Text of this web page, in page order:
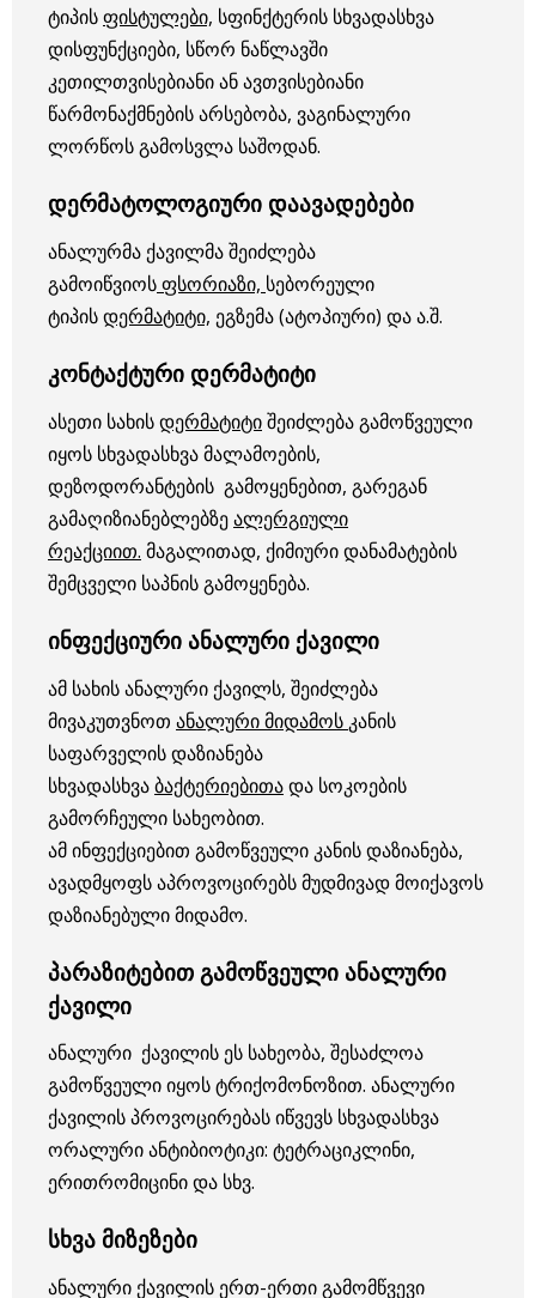
ტიპისფისტულები, სფინქტერის სხვადასხვა
დისფუნქციები, სწორ ნაწლავში
კეთილთვისებიანი ან ავთვისებიანი
წარმონაქმნების არსებობა, ვაგინალური
ლორწოს გამოსვლა საშოდან.
დერმატოლოგიური დაავადებები
ანალურმა ქავილმა შეიძლება
გამოიწვიოსფსორიაზი, სებორეული
ტიპისდერმატიტი, ეგზემა (ატოპიური) და ა.შ.
კონტაქტური დერმატიტი
ასეთი სახისდერმატიტიშეიძლება გამოწვეული
იყოს სხვადასხვა მალამოების,
დეზოდორანტების გამოყენებით, გარეგან
გამაღიზიანებლებზეალერგიული
რეაქციით. მაგალითად, ქიმიური დანამატების
შემცველი საპნის გამოყენება.
ინფექციური ანალური ქავილი
ამ სახის ანალური ქავილს, შეიძლება
მივაკუთვნოთ ანალური მიდამოს კანის
საფარველის დაზიანება
სხვადასხვაბაქტერიებითადა სოკოების
გამორჩეული სახეობით.
ამ ინფექციებით გამოწვეული კანის დაზიანება,
ავადმყოფს აპროვოცირებს მუდმივად მოიქავოს
დაზიანებული მიდამო.
პარაზიტებით გამოწვეული ანალური
ქავილი
ანალური ქავილის ეს სახეობა, შესაძლოა
გამოწვეული იყოს ტრიქომონოზით. ანალური
ქავილის პროვოცირებას იწვევს სხვადასხვა
ორალური ანტიბიოტიკი: ტეტრაციკლინი,
ერითრომიცინი და სხვ.
სხვა მიზეზები
ანალური ქავილის ერთ-ერთი გამომწვევი